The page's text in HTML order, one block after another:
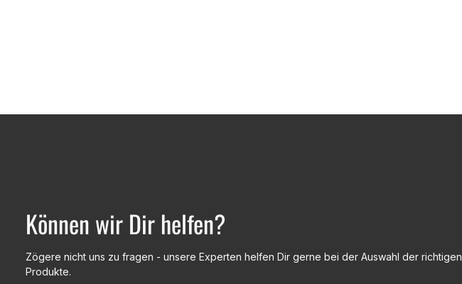
Können wir Dir helfen?
Zögere nicht uns zu fragen - unsere Experten helfen Dir gerne bei der Auswahl der richtigen
Produkte.